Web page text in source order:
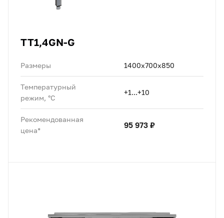
TT1,4GN-G
Размеры 1400х700х850
Температурный
режим, °C
+1...+10
Рекомендованная
цена*
95 973 ₽